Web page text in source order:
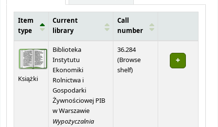
Item
type
Current
library
Call
number
Książki
Biblioteka
Instytutu
Ekonomiki
Rolnictwa i
Gospodarki
Żywnościowej PIB
w Warszawie
Wypożyczalnia
36.284
(Browse
shelf(Opens below)
)